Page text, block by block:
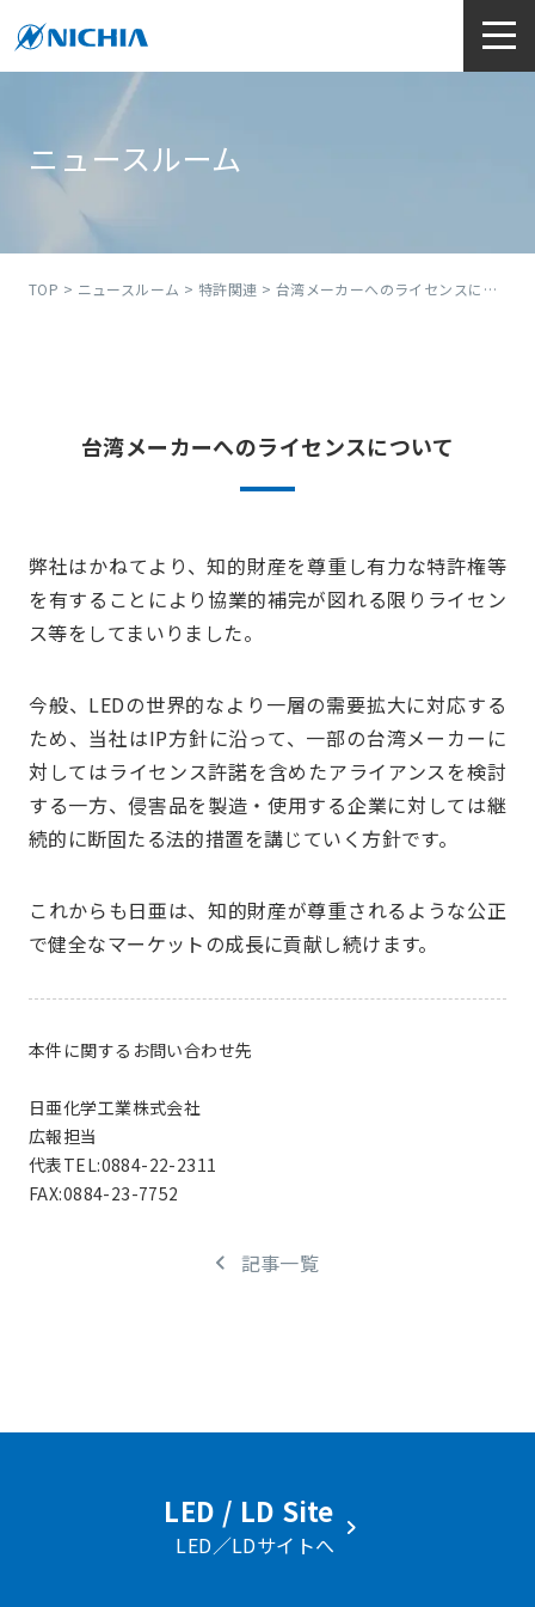
ニュースルーム
TOP > ニュースルーム > 特許関連 > 台湾メーカーへのライセンスについて
台湾メーカーへのライセンスについて
弊社はかねてより、知的財産を尊重し有力な特許権等
を有することにより協業的補完が図れる限りライセン
ス等をしてまいりました。
今般、LEDの世界的なより一層の需要拡大に対応する
ため、当社はIP方針に沿って、一部の台湾メーカーに
対してはライセンス許諾を含めたアライアンスを検討
する一方、侵害品を製造・使用する企業に対しては継
続的に断固たる法的措置を講じていく方針です。
これからも日亜は、知的財産が尊重されるような公正
で健全なマーケットの成長に貢献し続けます。
本件に関するお問い合わせ先
日亜化学工業株式会社
広報担当
代表TEL:0884-22-2311
FAX:0884-23-7752
記事一覧
LED / LD Site
LED／LDサイトへ